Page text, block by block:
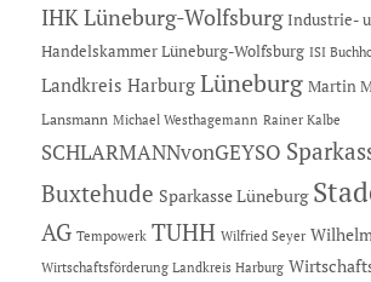
IHK Lüneburg-Wolfsburg Industrie-
Handelskammer Lüneburg-Wolfsburg ISI
Landkreis Harburg Lüneburg Martin
Lansmann Michael Westhagemann Rainer Kalbe
SCHLARMANNvonGEYSO
Buxtehude Sparkasse Lüneburg
AG Tempowerk TUHH Wilfried Seyer
Wirtschaftsförderung Landkreis Harburg